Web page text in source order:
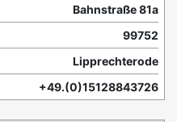
Bahnstraße 81a
99752
Lipprechterode
+49.(0)15128843726